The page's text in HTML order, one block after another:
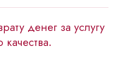
и
стоимости;
денег за услугу